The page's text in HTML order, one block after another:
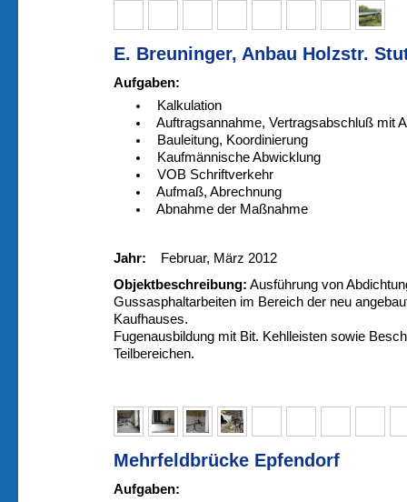
E. Breuninger, Anbau Holzstr.
Aufgaben:
Kalkulation
Auftragsannahme, Vertragsabschluß mit
Bauleitung, Koordinierung
Kaufmännische Abwicklung
VOB Schriftverkehr
Aufmaß, Abrechnung
Abnahme der
Jahr:
Februar, März 2012
Objektbeschreibung: Ausführung von
Gussasphaltarbeiten im Bereich der neu
Kaufhauses.
Fugenausbildung mit Bit. Kehlleisten sowie
Teilbereichen.
Mehrfeldbrücke Epfendorf
Aufgaben: